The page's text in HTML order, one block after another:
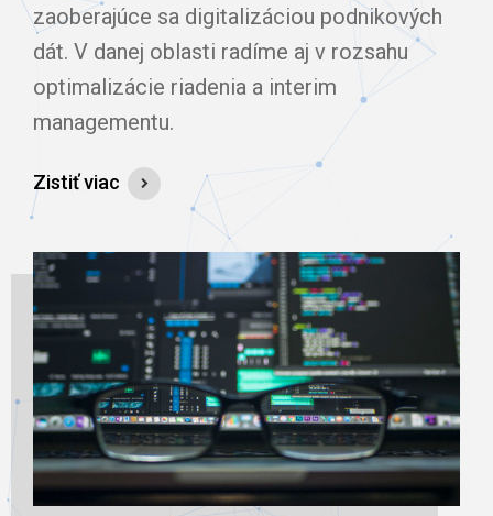
zaoberajúce sa digitalizáciou podnikových
dát. V danej oblasti radíme aj v rozsahu
optimalizácie riadenia a interim
managementu.
Zistiť viac